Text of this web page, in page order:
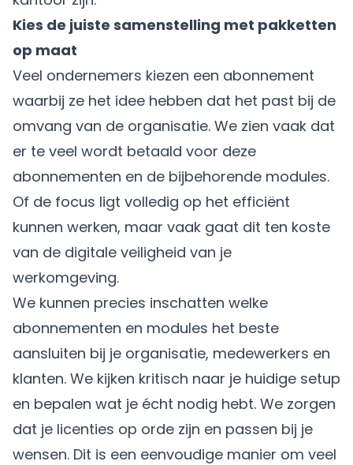
Kies de juiste samenstelling met pakketten
op maat
Veel ondernemers kiezen een abonnement
waarbij ze het idee hebben dat het past bij de
omvang van de organisatie. We zien vaak dat
er te veel wordt betaald voor deze
abonnementen en de bijbehorende modules.
Of de focus ligt volledig op het efficiënt
kunnen werken, maar vaak gaat dit ten koste
van de digitale veiligheid van je
werkomgeving.
We kunnen precies inschatten welke
abonnementen en modules het beste
aansluiten bij je organisatie, medewerkers en
klanten. We kijken kritisch naar je huidige setup
en bepalen wat je écht nodig hebt. We zorgen
dat je licenties op orde zijn en passen bij je
wensen. Dit is een eenvoudige manier om veel